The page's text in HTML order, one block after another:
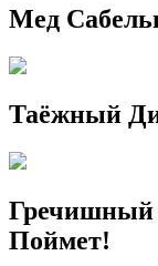
Мед
Таёжный
Гречишный
Поймет!